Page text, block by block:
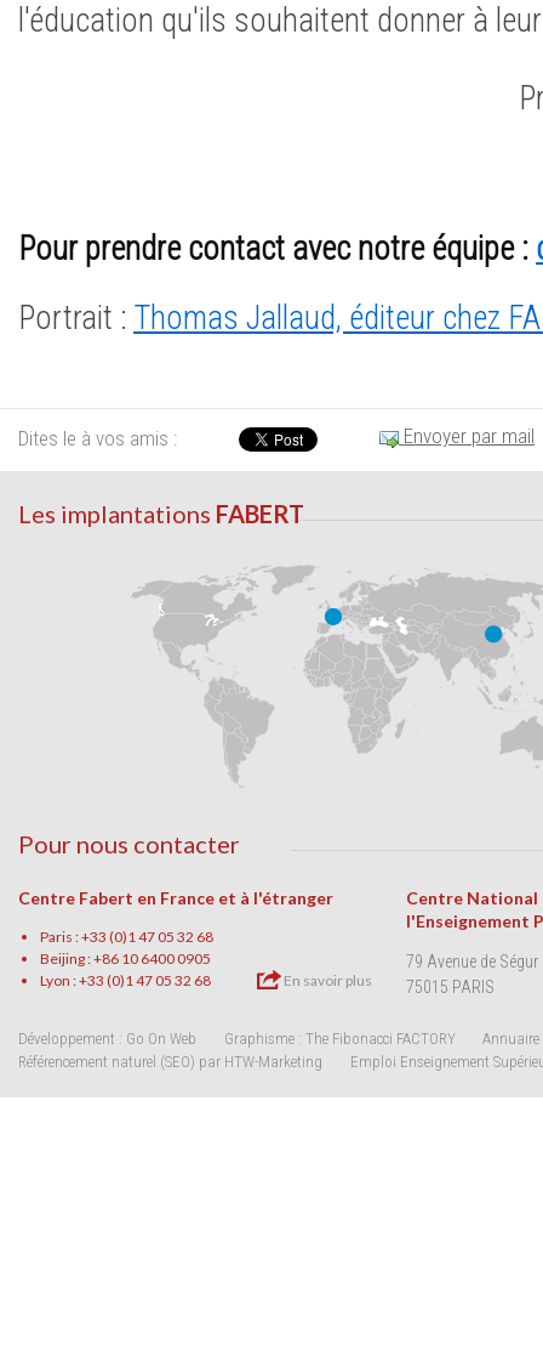
l'éducation qu'ils souhaitent donner à
Pour prendre contact avec notre équipe :
Portrait : Thomas Jallaud, éditeur chez
Dites le à vos amis : Envoyer par mail
Les implantations FABERT
Pour nous contacter
Centre Fabert en France et à l'étranger
Paris : +33 (0)1 47 05 32 68
Beijing : +86 10 6400 0905
Lyon : +33 (0)1 47 05 32 68
En savoir plus
Centre National
l'Enseignement
79 Avenue de Ségur
75015 PARIS
Développement : Go On Web Graphisme : The Fibonacci FACTORY
Annuaire
Référencement naturel (SEO) par HTW-Marketing
Emploi Enseignement